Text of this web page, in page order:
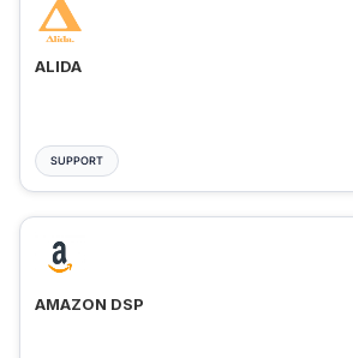
ALIDA
SUPPORT
AMAZON DSP